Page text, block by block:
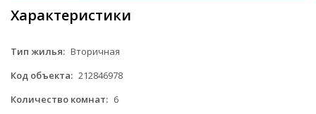
Характеристики
Тип жилья: Вторичная
Код объекта: 212846978
Количество комнат: 6